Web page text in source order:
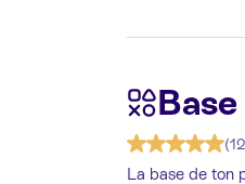
Base
La base de ton